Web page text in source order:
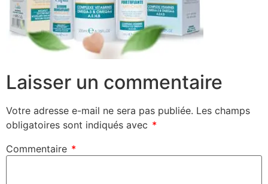
Laisser un commentaire
Votre adresse e-mail ne sera pas publiée. Les champs
obligatoires sont indiqués avec *
Commentaire *